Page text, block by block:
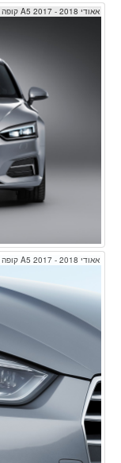
אאודי A5 2017 - 2018 קופה - אפור - חזית קדמית
אאודי A5 2017 - 2018 קופה - אפור - פנס קדמי